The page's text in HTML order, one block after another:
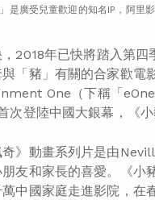
」是廣受兒童歡迎的知名IP，阿里
2018年已快將踏入第
「豬」有關的合家歡電
One（下稱「eOne
次登陸中國大銀幕，《
奇》動畫系列片是由
友和家長的喜愛。《小
中國家庭走進影院，在